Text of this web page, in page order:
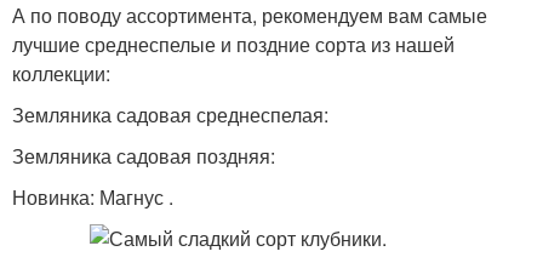
А по поводу ассортимента, рекомендуем вам самые
лучшие среднеспелые и поздние сорта из нашей
коллекции:
Земляника садовая среднеспелая:
Земляника садовая поздняя:
Новинка: Магнус .